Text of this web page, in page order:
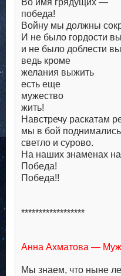
Во имя грядущих —
победа!
Войну мы должны
И не было гордости
и не было доблести
ведь кроме
желания выжить
есть еще
мужество
жить!
Навстречу раскатам
мы в бой поднимались
светло и сурово.
На наших знаменах
Победа!
Победа!!
******************
Анна Ахматова —
Мы знаем, что ныне